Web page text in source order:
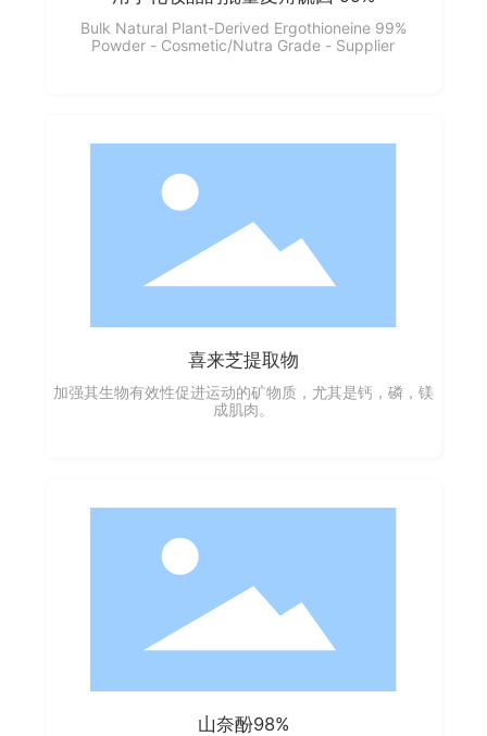
Bulk Natural Plant-Derived Ergothioneine 99%
Powder - Cosmetic/Nutra Grade - Supplier
喜来芝提取物
加强其生物有效性促进运动的矿物质，尤其是钙，磷，镁
成肌肉。
山奈酚98%